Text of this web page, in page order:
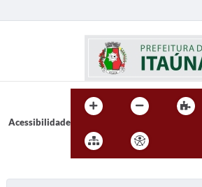
Acessibilidade